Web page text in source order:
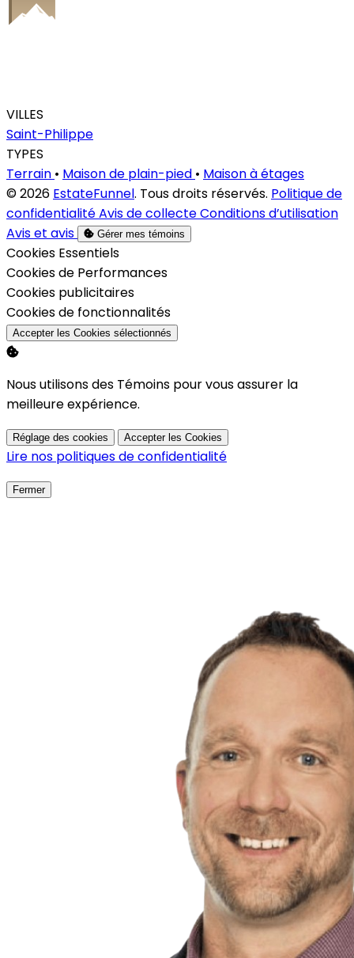
VILLES
Saint-Philippe
TYPES
Terrain • Maison de plain-pied • Maison à étages
© 2026 EstateFunnel. Tous droits réservés. Politique de
confidentialitéAvis de collecteConditions d’utilisation
Avis et avis
Gérer mes témoins
Activer
Cookies Essentiels
Activer
Cookies de Performances
Activer
Cookies publicitaires
Activer
Cookies de fonctionnalités
Accepter les Cookies sélectionnés
Nous utilisons des Témoins pour vous assurer la
meilleure expérience.
Réglage des cookies Accepter les Cookies
Lire nos politiques de confidentialité
Fermer